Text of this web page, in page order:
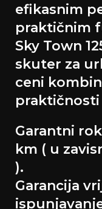
efikasnim
praktičnim
Sky Town
skuter za
ceni
praktičnosti
Garantni
km ( u
).
Garancija